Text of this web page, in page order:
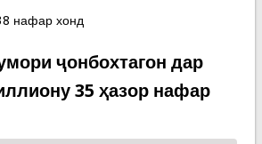
роҳбарияти Вазорати тандурустӣ бо
нафар хонд
ҷонбохтагон дар
35 ҳазор нафар